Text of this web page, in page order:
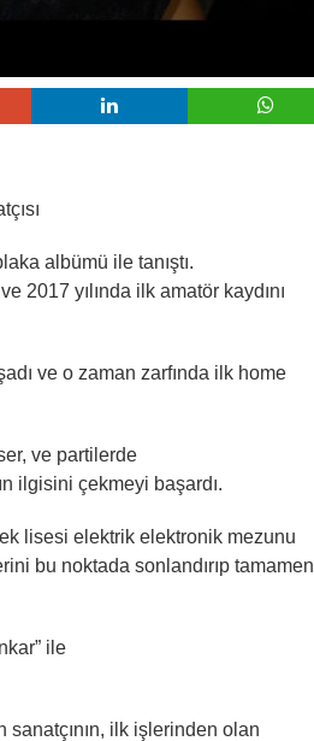
albümü ile tanıştı.
2017 yılında ilk amatör kaydını
ve o zaman zarfında ilk home
ve partilerde
ilgisini çekmeyi başardı.
lisesi elektrik elektronik mezunu
bu noktada sonlandırıp tamamen
ile
sanatçının, ilk işlerinden olan